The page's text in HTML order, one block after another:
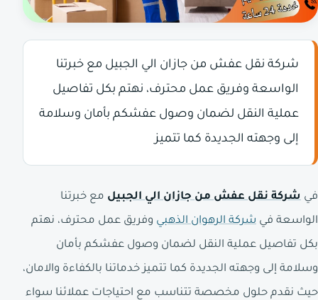
شركة نقل عفش من جازان الي الجبيل مع خبرتنا
الواسعة وفريق عمل محترف، نهتم بكل تفاصيل
عملية النقل لضمان وصول عفشكم بأمان وسلامة
إلى وجهته الجديدة كما تتميز
في شركة نقل عفش من جازان الي الجبيل مع خبرتنا
الواسعة في شركة الرهوان الذهبي وفريق عمل محترف، نهتم
بكل تفاصيل عملية النقل لضمان وصول عفشكم بأمان
وسلامة إلى وجهته الجديدة كما تتميز خدماتنا بالكفاءة والامان،
حيث نقدم حلول مخصصة تتناسب مع احتياجات عملائنا سواء